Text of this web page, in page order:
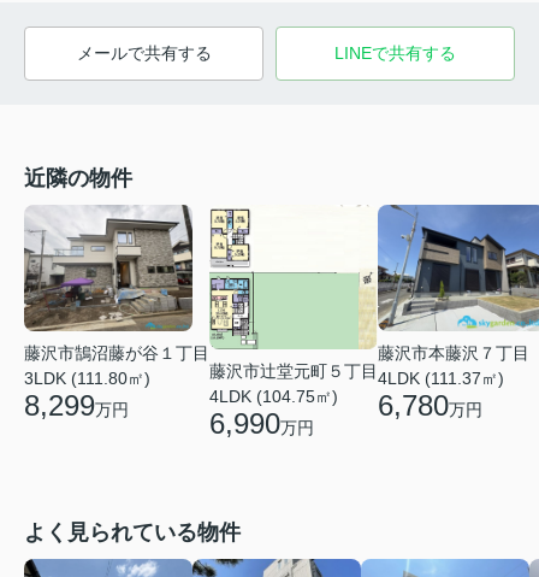
メールで共有する LINEで共有する
近隣の物件
藤沢市鵠沼藤が谷１丁目
3LDK (111.80㎡)
8,299万円
藤沢市辻堂元町５丁目
4LDK (104.75㎡)
6,990万円
藤沢市本藤沢７丁目
4LDK (111.37㎡)
6,780万円
よく見られている物件